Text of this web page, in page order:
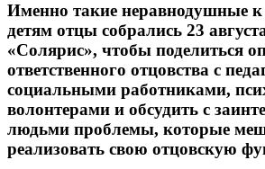
Именно такие неравнодушные
детям отцы собрались 23
«Солярис», чтобы поделиться
ответственного отцовства с
социальными работниками,
волонтерами и обсудить с
людьми проблемы, которые
реализовать свою отцовскую